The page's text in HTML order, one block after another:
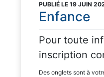
PUBLIÉ LE 19 JUIN
Enfance
Pour toute
inscription
Des onglets sont à